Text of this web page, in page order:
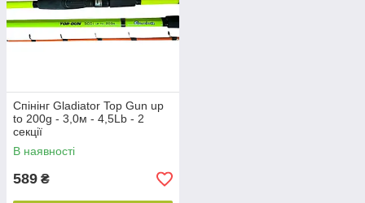
Спінінг Gladiator Top Gun up
to 200g - 3,0м - 4,5Lb - 2
секції
В наявності
589 ₴